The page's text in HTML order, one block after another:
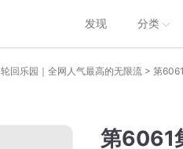
发现 分类
轮回乐园｜全网人气最高的无限流 > 第
第6061